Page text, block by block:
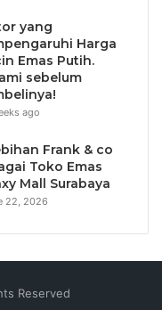
yang
Harga
Emas Putih.
sebelum
ago
Frank & co
Toko Emas
Mall Surabaya
22, 2026
Reserved